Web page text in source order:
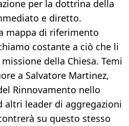
per la dottrina della
e diretto.
mappa di riferimento
costante a ciò che li
della Chiesa. Temi
a Salvatore Martinez,
Rinnovamento nello
altri leader di aggregazioni
su questo stesso